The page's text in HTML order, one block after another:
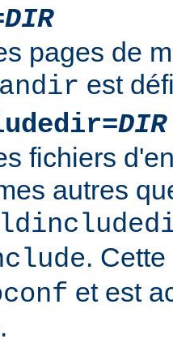
DIR
pages de
est
DIR
fichiers
autres
.
et est